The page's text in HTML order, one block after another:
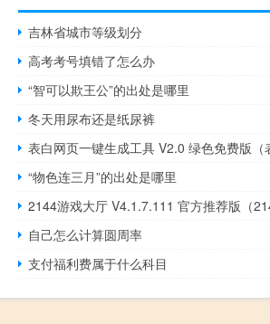
吉林省城市等级划分
高考考号填错了怎么办
“智可以欺王公”的出处是哪里
冬天用尿布还是纸尿裤
“物色连三月”的出处是哪里
自己怎么计算圆周率
支付福利费属于什么科目